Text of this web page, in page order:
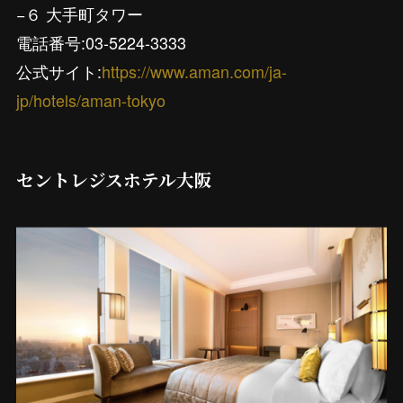
−６ 大手町タワー
電話番号:03-5224-3333
公式サイト:https://www.aman.com/ja-
jp/hotels/aman-tokyo
セントレジスホテル大阪